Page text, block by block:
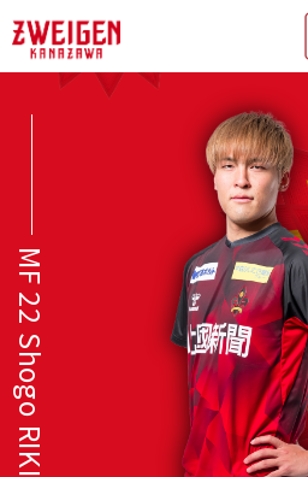
MF 22 Shogo RIKIYASU